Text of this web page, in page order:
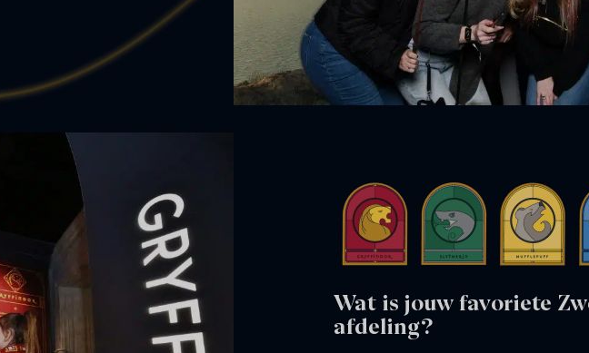
Wat is jouw favoriete
afdeling?